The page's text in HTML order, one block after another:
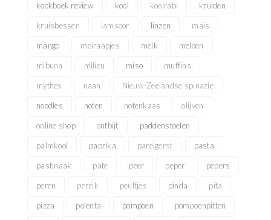
kookboek review kool koolrabi kruiden
kruisbessen lamsoor linzen mais
mango meiraapjes melk meloen
mibuna milieu miso muffins
mythes naan Nieuw-Zeelandse spinazie
noodles noten notenkaas olijven
online shop ontbijt paddenstoelen
palmkool paprika parelgerst pasta
pastinaak pate peer peper pepers
peren perzik peultjes pinda pita
pizza polenta pompoen pompoenpitten